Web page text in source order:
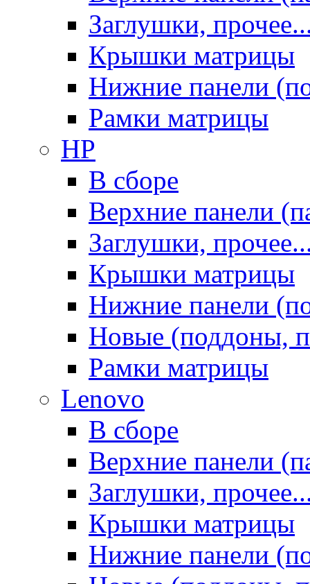
Заглушки,
Крышки матрицы
Нижние панели
Рамки матрицы
HP
В сборе
Верхние панели
Заглушки,
Крышки матрицы
Нижние панели
Новые (поддоны,
Рамки матрицы
Lenovo
В сборе
Верхние панели
Заглушки,
Крышки матрицы
Нижние панели